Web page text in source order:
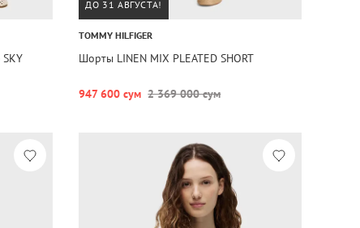
ДО 31 АВГУСТА!
TOMMY HILFIGER
Шорты LINEN MIX PLEATED SHORT
947 600 сум 2 369 000 сум